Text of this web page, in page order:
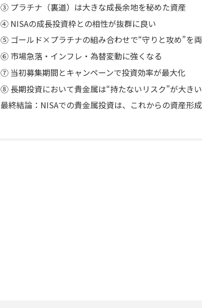
③ プラチナ（裏道）は大きな成長余地を秘めた資産
④ NISAの成長投資枠との相性が抜群に良い
⑤ ゴールド×プラチナの組み合わせで“守りと攻め”を
⑥ 市場急落・インフレ・為替変動に強くなる
⑦ 当初募集期間とキャンペーンで投資効率が最大化
⑧ 長期投資において貴金属は“持たないリスク”が大きい
最終結論：NISAでの貴金属投資は、これからの資産形